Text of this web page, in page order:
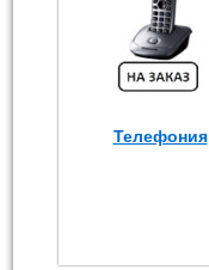
Телефония